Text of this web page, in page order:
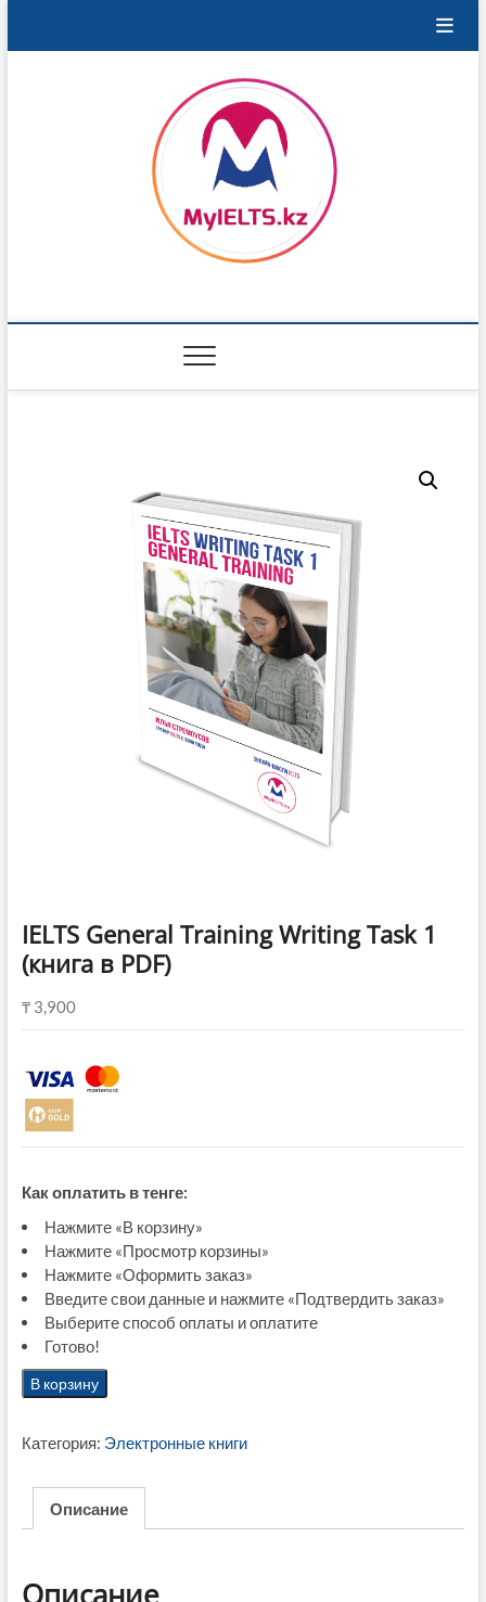
MyIELTS.kz
IELTS General Training Writing Task 1
(книга в PDF)
₸3,900
Как оплатить в тенге:
Нажмите «В корзину»
Нажмите «Просмотр корзины»
Нажмите «Оформить заказ»
Введите свои данные и нажмите «Подтвердить заказ»
Выберите способ оплаты и оплатите
Готово!
Количество
товара
General
Writing
в
В корзину
Категория: Электронные книги
Описание